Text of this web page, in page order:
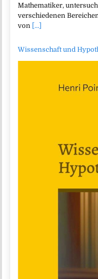
Mathematiker,
verschiedenen
von [...]
Wissenschaft und